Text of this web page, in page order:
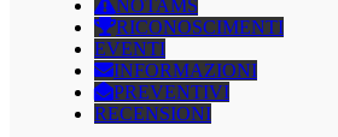
NOTAMS
RICONOSCIMENTI
EVENTI
INFORMAZIONI
PREVENTIVI
RECENSIONI